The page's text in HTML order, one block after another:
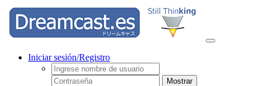
Iniciar sesión/Registro
Mostrar